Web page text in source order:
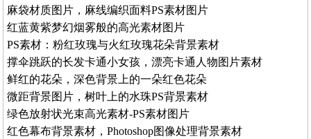
麻袋材质图片，麻线编织面料PS素材图片
红蓝黄紫梦幻烟雾般的高光素材图片
PS素材：粉红玫瑰与火红玫瑰花朵背景素材
撑伞跳跃的长发卡通小女孩，漂亮卡通人物图片素材
鲜红的花朵，深色背景上的一朵红色花朵
微距背景图片，树叶上的水珠PS背景素材
绿色放射状光束高光素材-PS素材图片
红色幕布背景素材，Photoshop图像处理背景素材